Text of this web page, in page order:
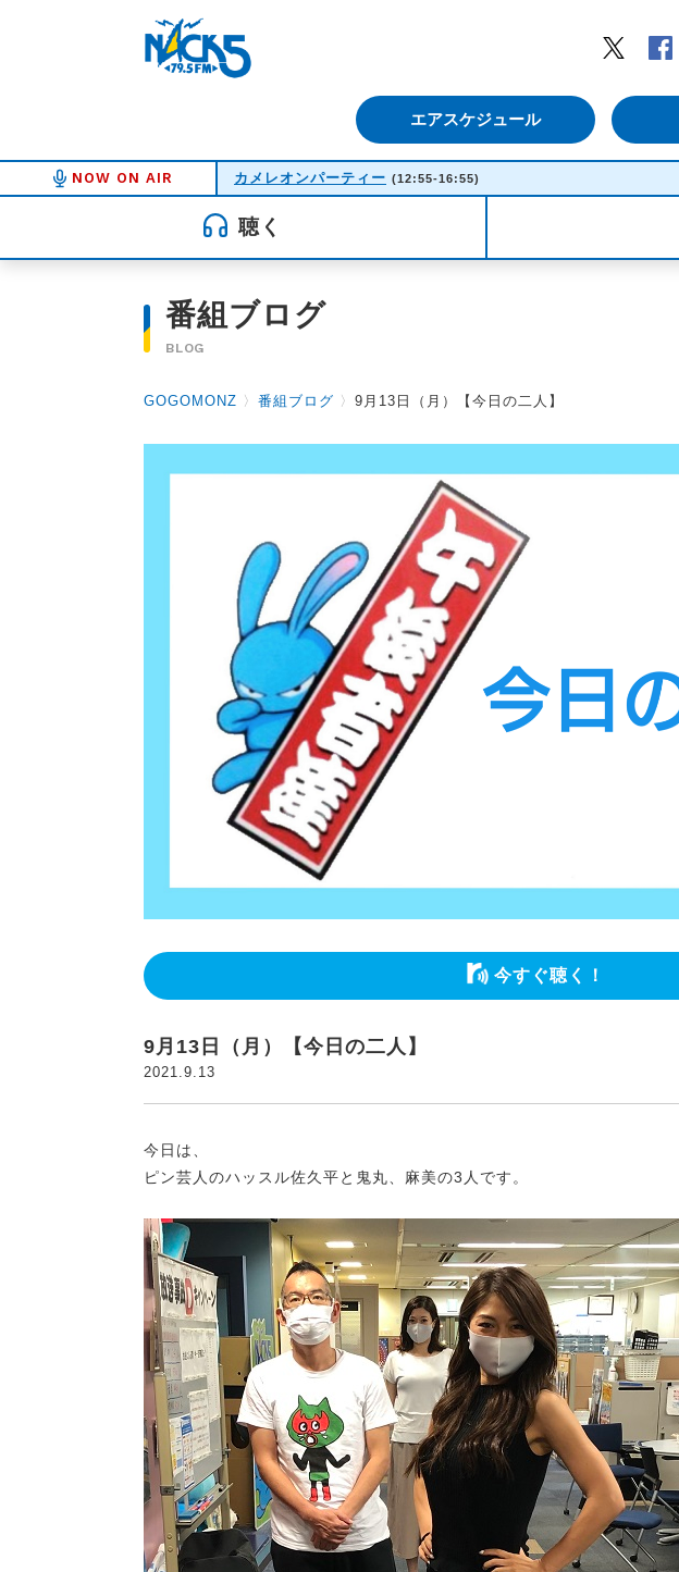
Twitter
エアスケジュール
NOW ON AIR カメレオンパーティー (12:55-16:55)
聴く
番組ブログ
BLOG
GOGOMONZ 〉 番組ブログ 〉 9月13日（月）【今日の二人】
今すぐ聴く！
9月13日（月）【今日の二人】
2021.9.13
今日は、
ピン芸人のハッスル佐久平と鬼丸、麻美の3人です。